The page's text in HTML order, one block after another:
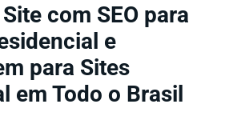
com SEO para
e
para Sites
em Todo o Brasil